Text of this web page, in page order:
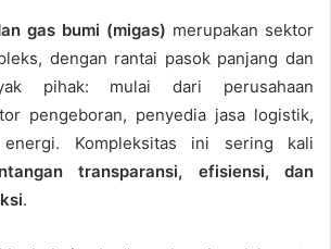
gas bumi (migas) merupakan sektor
dengan rantai pasok panjang dan
pihak: mulai dari perusahaan
pengeboran, penyedia jasa logistik,
Kompleksitas ini sering kali
transparansi, efisiensi, dan
.